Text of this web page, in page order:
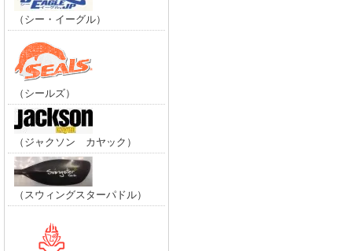
（シー・イーグル）
（シールズ）
（ジャクソン カヤック）
（スウィングスターパドル）